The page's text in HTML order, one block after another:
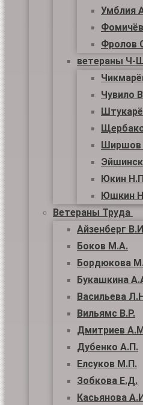
Умблия
Фролов
ветераны
Чувило
Ширшов
Юкин
Юшкин
Ветераны Труда
Айзенберг
Боков М.А.
Бордюкова
Букашкина
Васильева
Вильямс В.Р.
Дмитриев
Дубенко А.П.
Елсуков М.П.
Зобкова Е.Д.
Касьянова